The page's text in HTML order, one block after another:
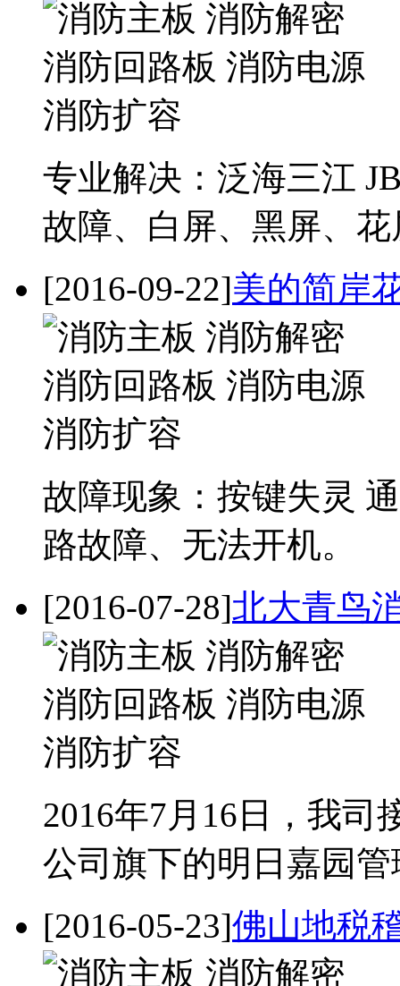
专业解决：泛海三江
故障、白屏、黑屏、
[2016-09-22]美的简岸
故障现象：按键失灵
路故障、无法开机。
[2016-07-28]北大青鸟
2016年7月16日，我司
公司旗下的明日嘉园
[2016-05-23]佛山地税